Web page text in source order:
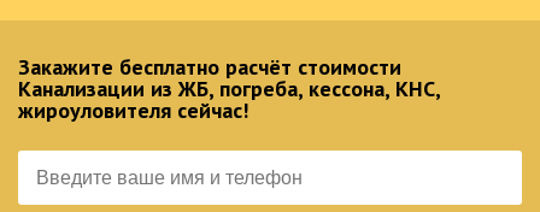
Закажите бесплатно расчёт стоимости
Канализации из ЖБ, погреба, кессона, КНС,
жироуловителя сейчас!